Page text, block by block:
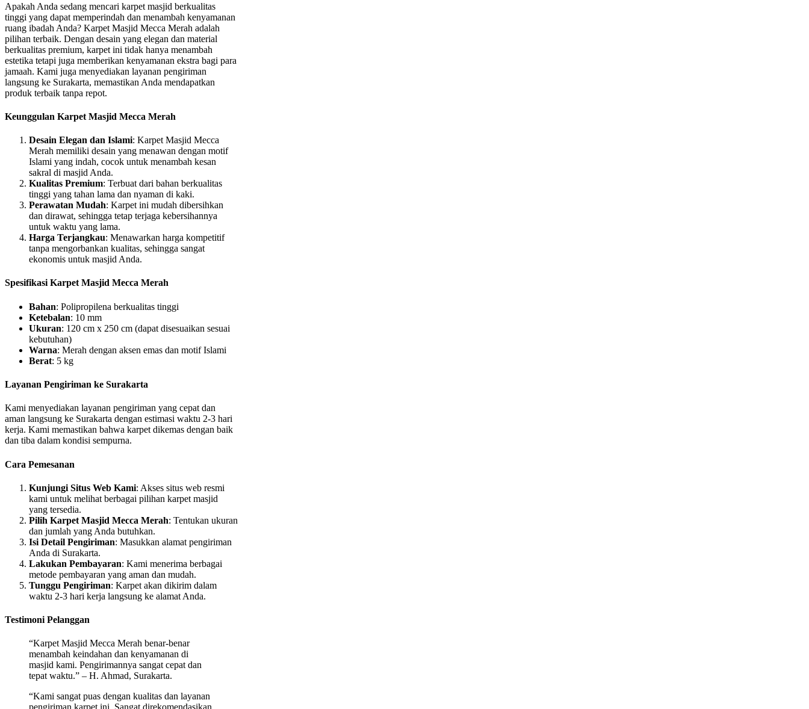
Apakah Anda sedang mencari karpet masjid berkualitas
tinggi yang dapat memperindah dan menambah kenyamanan
ruang ibadah Anda? Karpet Masjid Mecca Merah adalah
pilihan terbaik. Dengan desain yang elegan dan material
berkualitas premium, karpet ini tidak hanya menambah
estetika tetapi juga memberikan kenyamanan ekstra bagi para
jamaah. Kami juga menyediakan layanan pengiriman
langsung ke Surakarta, memastikan Anda mendapatkan
produk terbaik tanpa repot.
Keunggulan Karpet Masjid Mecca Merah
Desain Elegan dan Islami: Karpet Masjid Mecca
Merah memiliki desain yang menawan dengan motif
Islami yang indah, cocok untuk menambah kesan
sakral di masjid Anda.
Kualitas Premium: Terbuat dari bahan berkualitas
tinggi yang tahan lama dan nyaman di kaki.
Perawatan Mudah: Karpet ini mudah dibersihkan
dan dirawat, sehingga tetap terjaga kebersihannya
untuk waktu yang lama.
Harga Terjangkau: Menawarkan harga kompetitif
tanpa mengorbankan kualitas, sehingga sangat
ekonomis untuk masjid Anda.
Spesifikasi Karpet Masjid Mecca Merah
Bahan: Polipropilena berkualitas tinggi
Ketebalan: 10 mm
Ukuran: 120 cm x 250 cm (dapat disesuaikan sesuai
kebutuhan)
Warna: Merah dengan aksen emas dan motif Islami
Berat: 5 kg
Layanan Pengiriman ke Surakarta
Kami menyediakan layanan pengiriman yang cepat dan
aman langsung ke Surakarta dengan estimasi waktu 2-3 hari
kerja. Kami memastikan bahwa karpet dikemas dengan baik
dan tiba dalam kondisi sempurna.
Cara Pemesanan
Kunjungi Situs Web Kami: Akses situs web resmi
kami untuk melihat berbagai pilihan karpet masjid
yang tersedia.
Pilih Karpet Masjid Mecca Merah: Tentukan ukuran
dan jumlah yang Anda butuhkan.
Isi Detail Pengiriman: Masukkan alamat pengiriman
Anda di Surakarta.
Lakukan Pembayaran: Kami menerima berbagai
metode pembayaran yang aman dan mudah.
Tunggu Pengiriman: Karpet akan dikirim dalam
waktu 2-3 hari kerja langsung ke alamat Anda.
Testimoni Pelanggan
“Karpet Masjid Mecca Merah benar-benar
menambah keindahan dan kenyamanan di
masjid kami. Pengirimannya sangat cepat dan
tepat waktu.” – H. Ahmad, Surakarta.
“Kami sangat puas dengan kualitas dan layanan